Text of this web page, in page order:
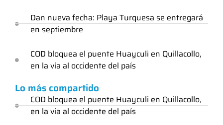
Dan nueva fecha: Playa Turquesa se entregará
en septiembre
COD bloquea el puente Huayculi en Quillacollo,
en la vía al occidente del país
Lo más compartido
COD bloquea el puente Huayculi en Quillacollo,
en la vía al occidente del país